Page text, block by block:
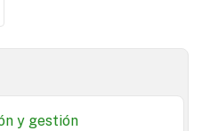
y gestión